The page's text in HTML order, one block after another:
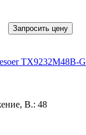
Запросить цену
TX9232M48B-G
В.: 48